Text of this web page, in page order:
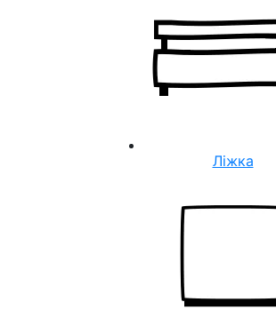
Ліжка